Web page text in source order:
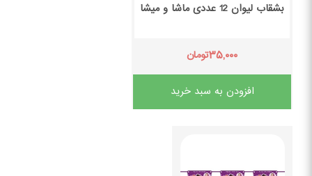
بشقاب لیوان 12 عددی ماشا و میشا
۳۵,۰۰۰تومان
افزودن به سبد خرید